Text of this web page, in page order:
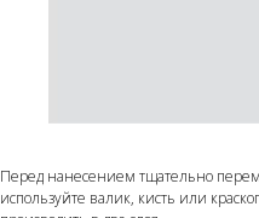
Перед нанесением тщательно
используйте валик, кисть или